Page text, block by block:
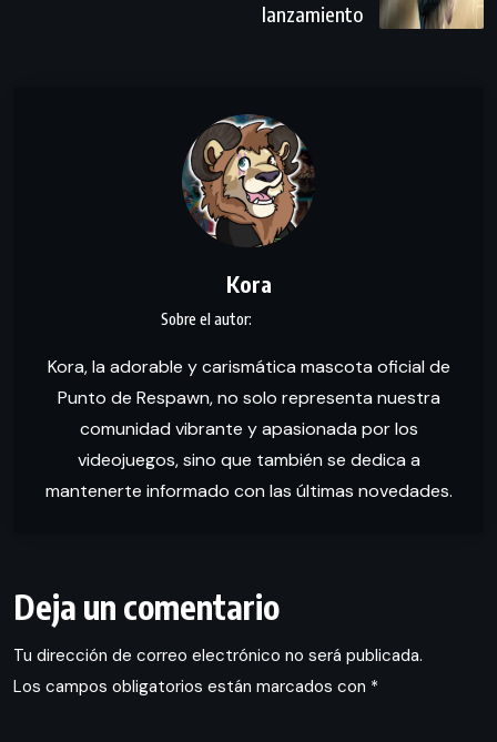
lanzamiento
Kora
Kora, la adorable y carismática mascota oficial de
Punto de Respawn, no solo representa nuestra
comunidad vibrante y apasionada por los
videojuegos, sino que también se dedica a
mantenerte informado con las últimas novedades.
Deja un comentario
Tu dirección de correo electrónico no será publicada.
Los campos obligatorios están marcados con *